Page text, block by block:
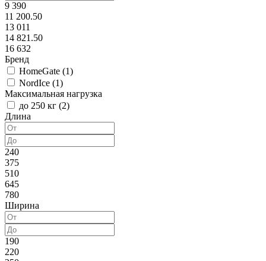
9 390
11 200.50
13 011
14 821.50
16 632
Бренд
HomeGate (1)
NordIce (1)
Максимальная нагрузка
до 250 кг (2)
Длина
240
375
510
645
780
Ширина
190
220